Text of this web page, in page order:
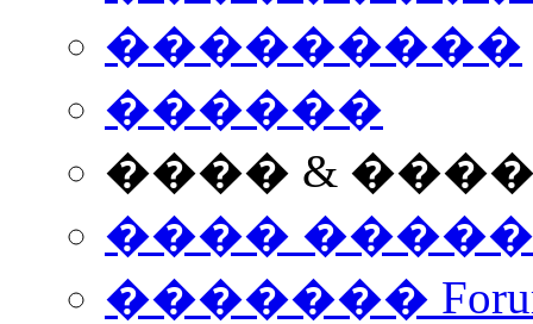
���������
������
���� &
����
�������